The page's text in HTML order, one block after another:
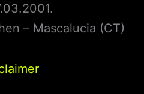
– Mascalucia (CT)